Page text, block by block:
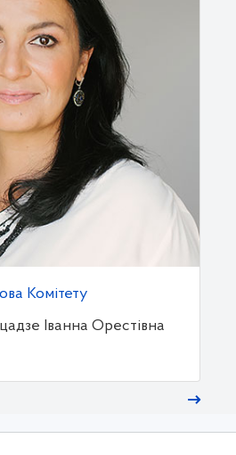
Комітету
Іванна Орестівна